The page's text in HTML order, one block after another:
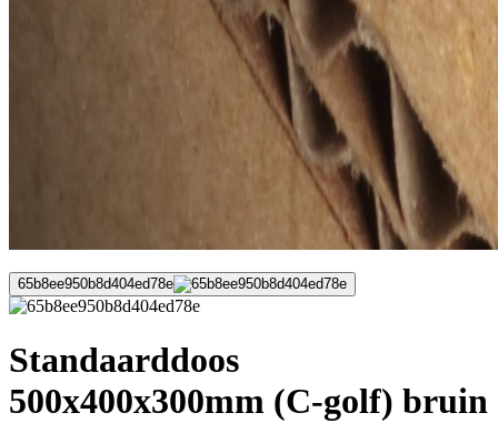
65b8ee950b8d404ed78e
Standaarddoos
500x400x300mm (C-golf) bruin